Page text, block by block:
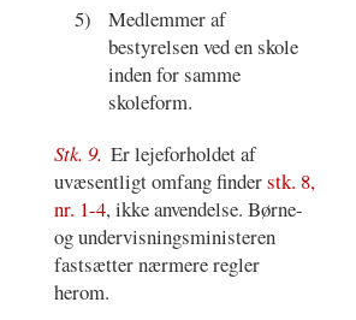
5)
Medlemmer af
bestyrelsen ved en skole
inden for samme
skoleform.
Stk. 9. Er lejeforholdet af
uvæsentligt omfang finderstk. 8,
nr. 1-4, ikke anvendelse. Børne-
og undervisningsministeren
fastsætter nærmere regler
herom.